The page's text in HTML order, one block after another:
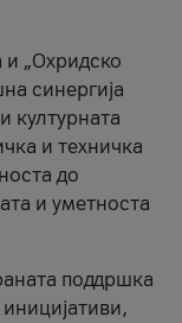
и „Охридско
синергија
културната
и техничка
до
и уметноста
поддршка